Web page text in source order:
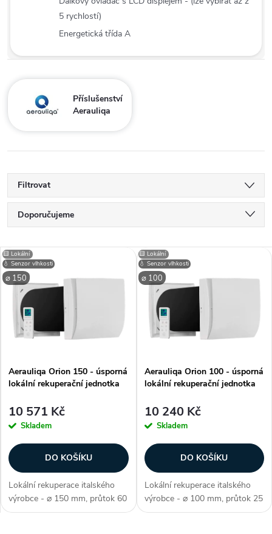
5 rychlostí)
Energetická třída A
Příslušenství
Aerauliqa
Filtrovat
Ř
a
z
n
í
p
r
o
d
u
Doporučujeme
Nejdražší
Nejprodávanější
Abecedně
V
ý
p
s
p
r
o
d
💧 Senzor vlhkosti
⌀ 150
🟨 Lokální
Aerauliqa Orion 150 - úsporná
lokální rekuperační jednotka
10 571 Kč
Skladem
DO KOŠÍKU
Lokální rekuperace italského
výrobce - ⌀ 150 mm, průtok 60
m3/h, nízká spotřeba energie,
💧 Senzor vlhkosti
⌀ 100
🟨 Lokální
Aerauliqa Orion 100 - úsporná
lokální rekuperační jednotka
10 240 Kč
Skladem
DO KOŠÍKU
Lokální rekuperace italského
výrobce - ⌀ 100 mm, průtok 25
m3/h, nízká spotřeba energie,